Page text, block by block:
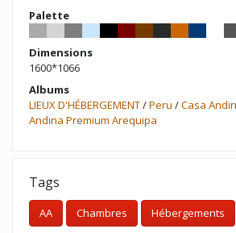
Palette
Dimensions
1600*1066
Albums
LIEUX D'HÉBERGEMENT/Peru /Casa
Andina Premium Arequipa
Tags
AA Chambres Hébergements